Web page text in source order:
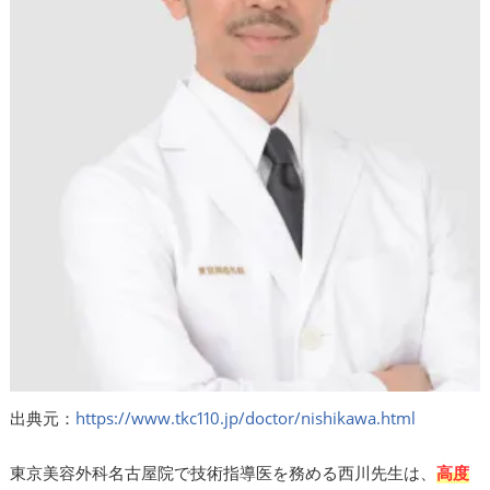
出典元： https://www.tkc110.jp/doctor/nishikawa.html
東京美容外科名古屋院で技術指導医を務める西川先生は、 高度